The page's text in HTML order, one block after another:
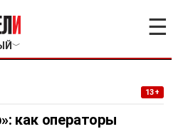
﹀
☰
13+
как операторы